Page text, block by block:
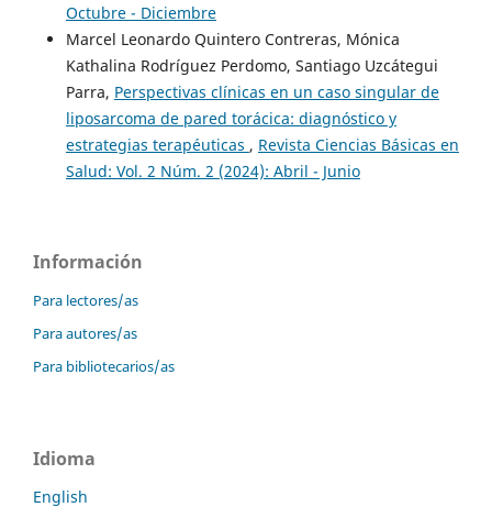
Octubre - Diciembre
Marcel Leonardo Quintero Contreras, Mónica
Kathalina Rodríguez Perdomo, Santiago Uzcátegui
Parra, Perspectivas clínicas en un caso singular de
liposarcoma de pared torácica: diagnóstico y
estrategias terapéuticas , Revista Ciencias Básicas en
Salud: Vol. 2 Núm. 2 (2024): Abril - Junio
Información
Para lectores/as
Para autores/as
Para bibliotecarios/as
Idioma
English